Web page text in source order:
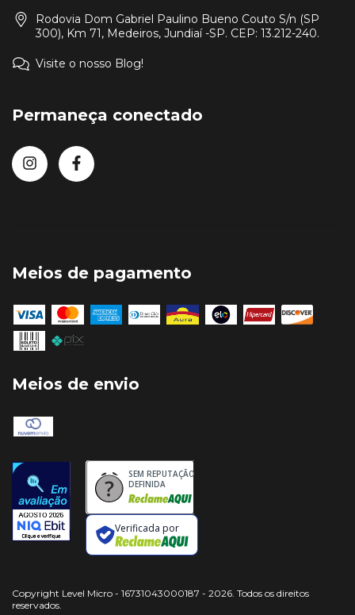
Rodovia Dom Gabriel Paulino Bueno Couto S/n (SP
300), Km 71, Medeiros, Jundiaí -SP. CEP: 13.212-240.
Visite o nosso Blog!
Permaneça conectado
Meios de pagamento
Meios de envio
SEM REPUTAÇÃO
DEFINIDA
Verificada por
Copyright Level Micro - 16731043000187 - 2026. Todos os direitos
reservados.